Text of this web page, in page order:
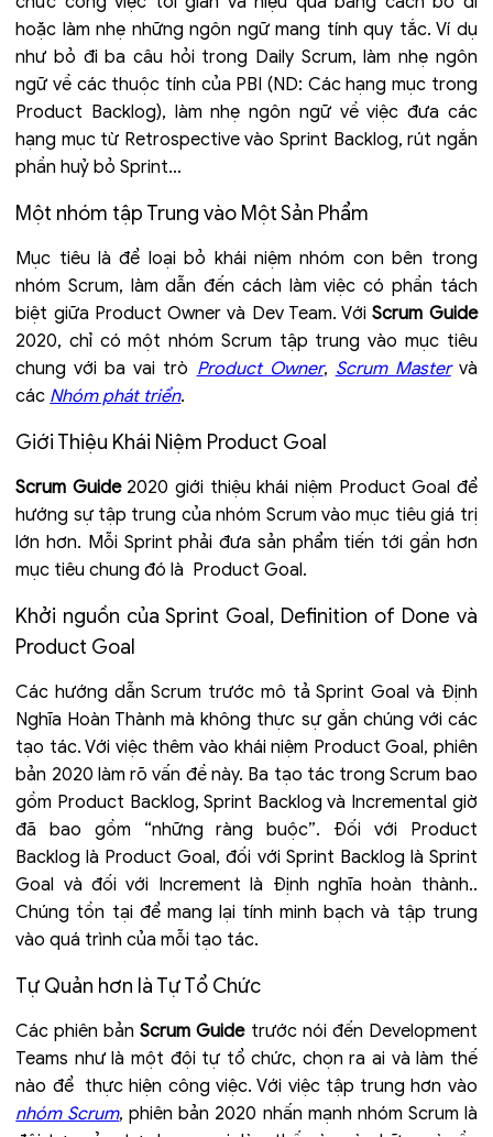
hoặc làm nhẹ những ngôn ngữ mang tính quy tắc. Ví dụ
như bỏ đi ba câu hỏi trong Daily Scrum, làm nhẹ ngôn
ngữ về các thuộc tính của PBI (ND: Các hạng mục trong
Product Backlog), làm nhẹ ngôn ngữ về việc đưa các
hạng mục từ Retrospective vào Sprint Backlog, rút ngắn
phần huỷ bỏ Sprint…
Một nhóm tập Trung vào Một Sản Phẩm
Mục tiêu là để loại bỏ khái niệm nhóm con bên trong
nhóm Scrum, làm dẫn đến cách làm việc có phần tách
biệt giữa Product Owner và Dev Team. VớiScrum Guide
2020, chỉ có một nhóm Scrum tập trung vào mục tiêu
chung với ba vai trò Product Owner, Scrum Mastervà
các Nhóm phát triển.
Giới Thiệu Khái Niệm Product Goal
Scrum Guide2020 giới thiệu khái niệm Product Goal để
hướng sự tập trung của nhóm Scrum vào mục tiêu giá trị
lớn hơn. Mỗi Sprint phải đưa sản phẩm tiến tới gần hơn
mục tiêu chung đó là Product Goal.
Khởi nguồn của Sprint Goal, Definition of Done và
Product Goal
Các hướng dẫn Scrum trước mô tả Sprint Goal và Định
Nghĩa Hoàn Thành mà không thực sự gắn chúng với các
tạo tác. Với việc thêm vào khái niệm Product Goal, phiên
bản 2020 làm rõ vấn đề này. Ba tạo tác trong Scrum bao
gồm Product Backlog, Sprint Backlog và Incremental giờ
đã bao gồm “những ràng buộc”. Đối với Product
Backlog là Product Goal, đối với Sprint Backlog là Sprint
Goal và đối với Increment là Định nghĩa hoàn thành..
Chúng tồn tại để mang lại tính minh bạch và tập trung
vào quá trình của mỗi tạo tác.
Tự Quản hơn là Tự Tổ Chức
Các phiên bản Scrum Guidetrước nói đến Development
Teams như là một đội tự tổ chức, chọn ra ai và làm thế
nào để thực hiện công việc. Với việc tập trung hơn vào
nhóm Scrum, phiên bản 2020 nhấn mạnh nhóm Scrum là